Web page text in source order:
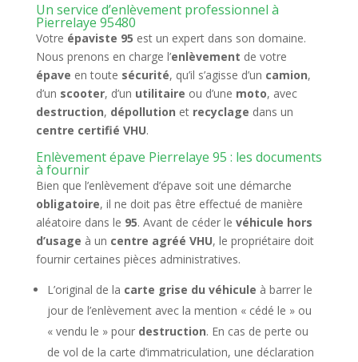
Un service d’enlèvement professionnel à
Pierrelaye 95480
Votre épaviste 95 est un expert dans son domaine.
Nous prenons en charge l’enlèvement de votre
épave en toute sécurité, qu’il s’agisse d’un camion,
d’un scooter, d’un utilitaire ou d’une moto, avec
destruction, dépollution et recyclage dans un
centre certifié VHU.
Enlèvement épave Pierrelaye 95 : les documents
à fournir
Bien que l’enlèvement d’épave soit une démarche
obligatoire, il ne doit pas être effectué de manière
aléatoire dans le 95. Avant de céder le véhicule hors
d’usage à un centre agréé VHU, le propriétaire doit
fournir certaines pièces administratives.
L’original de la carte grise du véhicule à barrer le
jour de l’enlèvement avec la mention « cédé le » ou
« vendu le » pour destruction. En cas de perte ou
de vol de la carte d’immatriculation, une déclaration